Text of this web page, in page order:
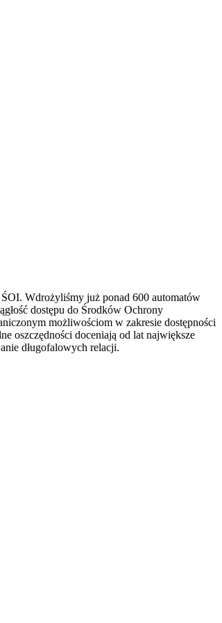
Wdrożyliśmy już ponad 600 automatów
dostępu do Środków Ochrony
możliwościom w zakresie dostępności
oszczędności doceniają od lat największe
długofalowych relacji.